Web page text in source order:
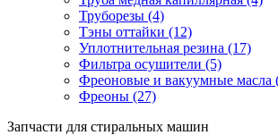
Труборезы (4)
Тэны оттайки (12)
Уплотнительная резина (17)
Фильтра осушители (5)
Фреоновые и вакуумные масла
Фреоны (27)
Запчасти для стиральных машин